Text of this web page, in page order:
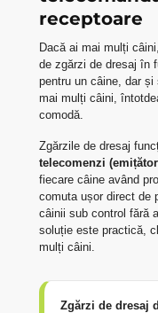
receptoare
Dacă ai mai mulți
de zgărzi de dresaj în
pentru un câine, dar
mai mulți câini,
comodă.
Zgărzile de dresaj
telecomenzi
fiecare câine având
comuta ușor direct de
câinii sub control fără
soluție este practică,
mulți câini.
Zgărzi de dresaj